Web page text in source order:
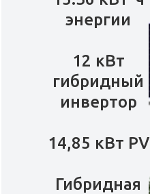
энергии
12 кВт
гибридный
инвертор
14,85 кВт PV
Гибридная